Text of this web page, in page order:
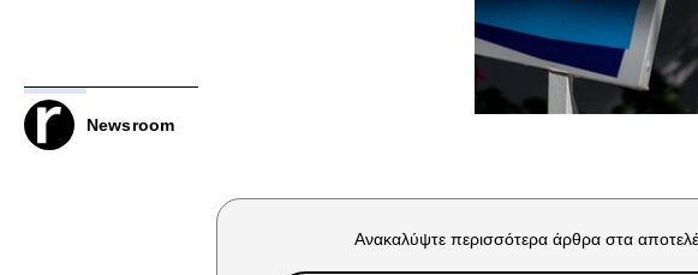
Newsroom
Ανακαλύψτε περισσότερα άρθρα στα